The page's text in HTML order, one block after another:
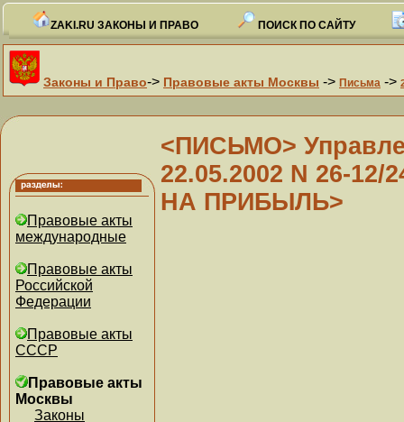
ZAKI.RU ЗАКОНЫ И ПРАВО ПОИСК ПО САЙТУ
Законы и Право-> Правовые акты Москвы -> Письма ->
Правовые акты
международные
Правовые акты
Российской
Федерации
Правовые акты
СССР
Правовые акты
Москвы
Законы
<ПИСЬМО>
22.05.2002 N 26-
НА ПРИБЫЛЬ>